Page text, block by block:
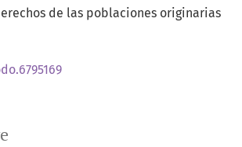
de las poblaciones originarias